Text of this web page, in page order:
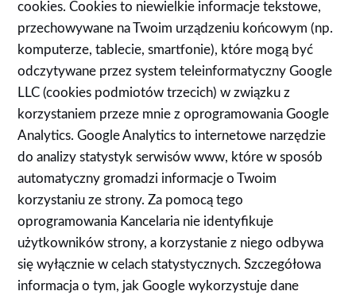
cookies. Cookies to niewielkie informacje tekstowe,
przechowywane na Twoim urządzeniu końcowym (np.
komputerze, tablecie, smartfonie), które mogą być
odczytywane przez system teleinformatyczny Google
LLC (cookies podmiotów trzecich) w związku z
korzystaniem przeze mnie z oprogramowania Google
Analytics. Google Analytics to internetowe narzędzie
do analizy statystyk serwisów www, które w sposób
automatyczny gromadzi informacje o Twoim
korzystaniu ze strony. Za pomocą tego
oprogramowania Kancelaria nie identyfikuje
użytkowników strony, a korzystanie z niego odbywa
się wyłącznie w celach statystycznych. Szczegółowa
informacja o tym, jak Google wykorzystuje dane